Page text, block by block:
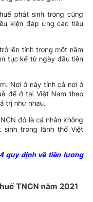
phát sinh trong cũng
kiện đáp ứng các tiêu
lên tính trong một năm
tục kể từ ngày đầu tiên
Nơi ở này tính cả nơi ở
để ở tại Việt Nam theo
trị như nhau.
đó là cá nhân không
trong lãnh thổ Việt
quy định về tiền lương
TNCN năm 2021